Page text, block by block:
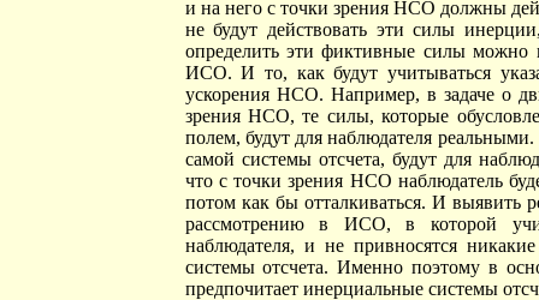
и на него с точки зрения НСО должны
не будут действовать эти силы
определить эти фиктивные силы
ИСО. И то, как будут учитываться
ускорения НСО. Например, в задаче о
зрения НСО, те силы, которые
полем, будут для наблюдателя
самой системы отсчета, будут для
что с точки зрения НСО наблюдатель
потом как бы отталкиваться. И выявить
рассмотрению в ИСО, в которой
наблюдателя, и не привносятся
системы отсчета. Именно поэтому в
предпочитает инерциальные системы